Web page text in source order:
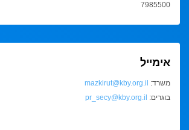
7985500
אימייל
משרד: mazkirut@kby.org.il
בוגרים: pr_secy@kby.org.il